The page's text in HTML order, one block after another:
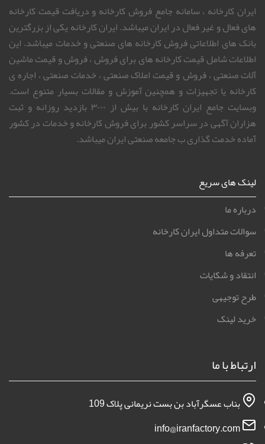
ایران کارخانه ، سامانه جامع فروش کارخانه و دریافت قیمت کارخانه
های فعال و غیر فعال در ایران میباشد. ایران کارخانه یکی از بزرگترین
بانک های اطلاعاتی فروش کارخانه های صنعتی و خدمات میباشد. این
اطلاعات شامل قیمت کارخانه های برای فروش ، فروش و قیمت ماشین
آلات صنعتی ، فروش و قیمت املاک صنعتی ، خدمات صنعتی ، اجاره ی
کارخانه یا تجهیزات و همچنین آموزش و مقالات بسیار متنوع است.
وبسایت جامع ایران کارخانه با بیش از ۳۰۰۰ بازدید روزانه و ثبت
هزاران آگهی در سراسر کشور برای فروش کارخانه و خدمات در کشور
آماده خدمت گذاری ب جامعه صنعتی ایران میباشد.
لینک های سریع
درباره ما
سوالات متداول ایران کارخانه
تعرفه ها
انتقاد و شکایات
طرح توجیهی
خرید لینک
ارتباط با ما
بناب عسگرآباد بن بست نریمانی پلاک 109